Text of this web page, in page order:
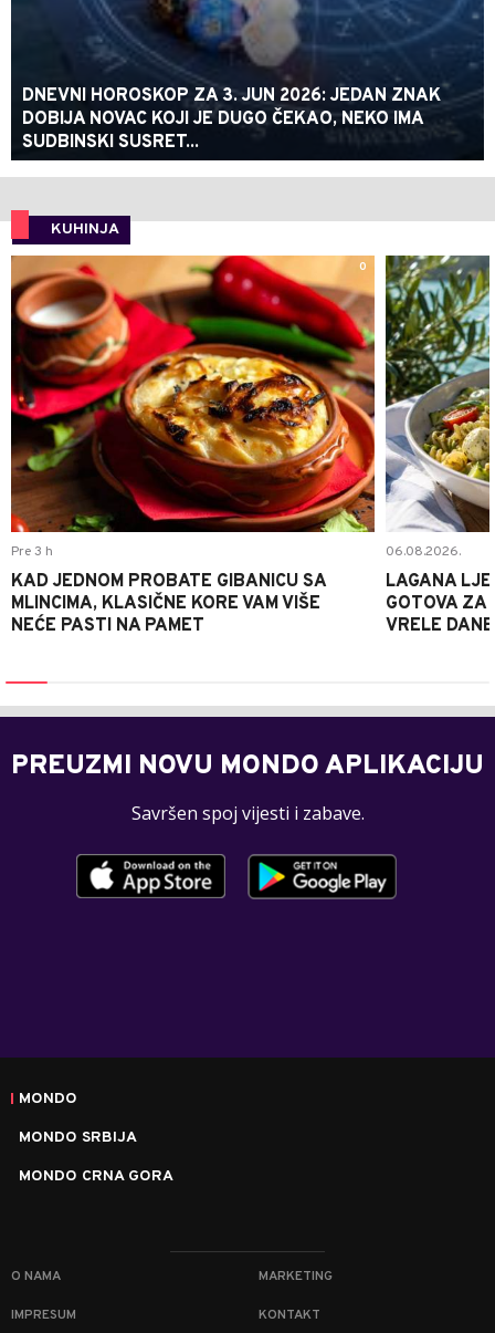
DNEVNI HOROSKOP ZA 3. JUN 2026: JEDAN ZNAK
DOBIJA NOVAC KOJI JE DUGO ČEKAO, NEKO IMA
SUDBINSKI SUSRET...
KUHINJA
0
Pre 3 h
KAD JEDNOM PROBATE GIBANICU SA
MLINCIMA, KLASIČNE KORE VAM VIŠE
NEĆE PASTI NA PAMET
06.08.2026.
LAGANA
GOTOVA ZA
VRELE DANE
PREUZMI NOVU MONDO APLIKACIJU
Savršen spoj vijesti i zabave.
MONDO
MONDO SRBIJA
MONDO CRNA GORA
O NAMA MARKETING
IMPRESUM KONTAKT